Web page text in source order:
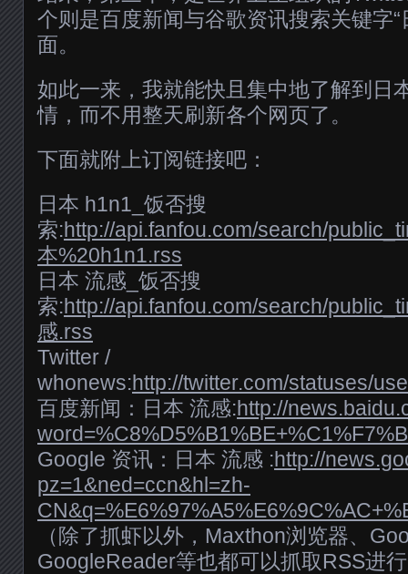
个则是百度新闻与谷歌资讯搜索关键字“
面。
如此一来，我就能快且集中地了解到日
情，而不用整天刷新各个网页了。
下面就附上订阅链接吧：
日本 h1n1_饭否搜
索:http://api.fanfou.com/search/
本%20h1n1.rss
日本 流感_饭否搜
索:http://api.fanfou.com/search/
感.rss
Twitter /
whonews:http://twitter.com/statuses/
百度新闻：日本 流感:http://
Google 资讯：日本 流感 :http://
pz=1&ned=ccn&hl=zh-
（除了抓虾以外，Maxthon浏览器、
GoogleReader等也都可以抓取RSS进